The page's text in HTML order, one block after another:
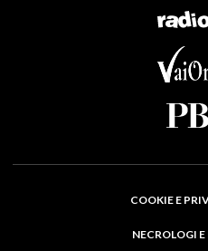
COOKIE E
NECROLOGI